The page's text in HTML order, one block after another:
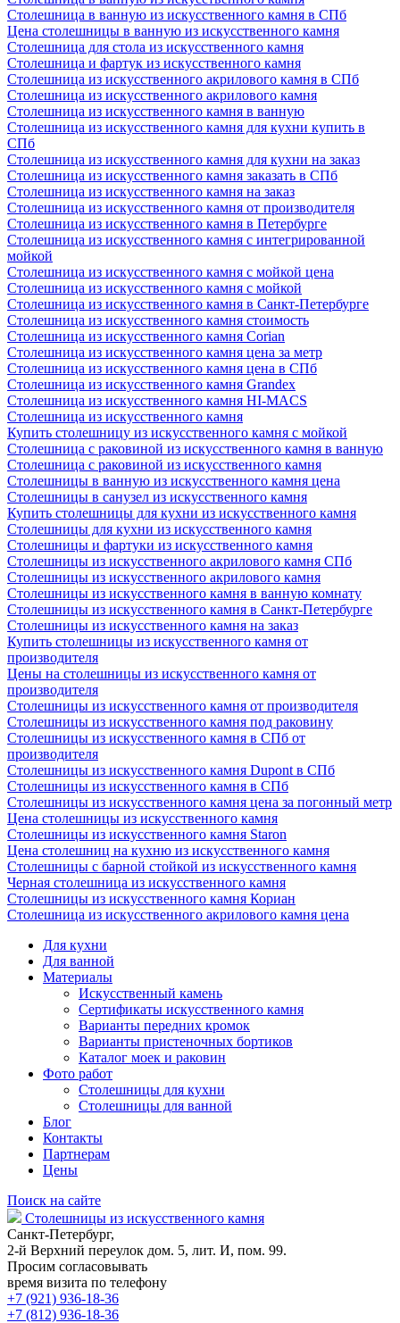
Столешница в ванную из искусственного камня в СПб
Цена столешницы в ванную из искусственного камня
Столешница для стола из искусственного камня
Столешница и фартук из искусственного камня
Столешница из искусственного акрилового камня в СПб
Столешница из искусственного акрилового камня
Столешница из искусственного камня в ванную
Столешница из искусственного камня для кухни купить в
СПб
Столешница из искусственного камня для кухни на заказ
Столешница из искусственного камня заказать в СПб
Столешница из искусственного камня на заказ
Столешница из искусственного камня от производителя
Столешница из искусственного камня в Петербурге
Столешница из искусственного камня с интегрированной
мойкой
Столешница из искусственного камня с мойкой цена
Столешница из искусственного камня с мойкой
Столешница из искусственного камня в Санкт-Петербурге
Столешница из искусственного камня стоимость
Столешница из искусственного камня Сorian
Столешница из искусственного камня цена за метр
Столешница из искусственного камня цена в СПб
Столешница из искусственного камня Grandex
Столешница из искусственного камня HI-MACS
Столешница из искусственного камня
Купить столешницу из искусственного камня с мойкой
Столешница с раковиной из искусственного камня в ванную
Столешница с раковиной из искусственного камня
Столешницы в ванную из искусственного камня цена
Столешницы в санузел из искусственного камня
Купить столешницы для кухни из искусственного камня
Столешницы для кухни из искусственного камня
Столешницы и фартуки из искусственного камня
Столешницы из искусственного акрилового камня СПб
Столешницы из искусственного акрилового камня
Столешницы из искусственного камня в ванную комнату
Столешницы из искусственного камня в Санкт-Петербурге
Столешницы из искусственного камня на заказ
Купить столешницы из искусственного камня от
производителя
Цены на столешницы из искусственного камня от
производителя
Столешницы из искусственного камня от производителя
Столешницы из искусственного камня под раковину
Столешницы из искусственного камня в СПб от
производителя
Столешницы из искусственного камня Dupont в СПб
Столешницы из искусственного камня в СПб
Столешницы из искусственного камня цена за погонный метр
Цена столешницы из искусственного камня
Столешницы из искусственного камня Staron
Цена столешниц на кухню из искусственного камня
Столешницы с барной стойкой из искусственного камня
Черная столешница из искусственного камня
Столешницы из искусственного камня Кориан
Столешница из искусственного акрилового камня цена
Для кухни
Для ванной
Материалы
Искусственный камень
Сертификаты искусственного камня
Варианты передних кромок
Варианты пристеночных бортиков
Каталог моек и раковин
Фото работ
Столешницы для кухни
Столешницы для ванной
Блог
Контакты
Партнерам
Цены
Поиск на сайте
Столешницы из искусственного камня
Санкт-Петербург,
2-й Верхний переулок дом. 5, лит. И, пом. 99.
Просим согласовывать
время визита по телефону
+7 (921) 936-18-36
+7 (812) 936-18-36